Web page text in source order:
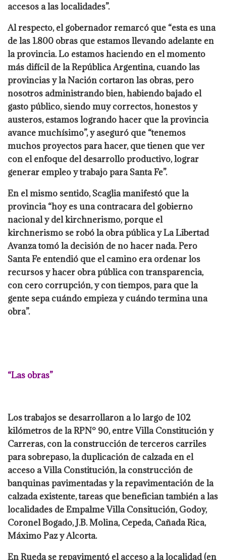
accesos a las localidades”.
Al respecto, el gobernador remarcó que “esta es una
de las 1.800 obras que estamos llevando adelante en
la provincia. Lo estamos haciendo en el momento
más difícil de la República Argentina, cuando las
provincias y la Nación cortaron las obras, pero
nosotros administrando bien, habiendo bajado el
gasto público, siendo muy correctos, honestos y
austeros, estamos logrando hacer que la provincia
avance muchísimo”, y aseguró que “tenemos
muchos proyectos para hacer, que tienen que ver
con el enfoque del desarrollo productivo, lograr
generar empleo y trabajo para Santa Fe”.
En el mismo sentido, Scaglia manifestó que la
provincia “hoy es una contracara del gobierno
nacional y del kirchnerismo, porque el
kirchnerismo se robó la obra pública y La Libertad
Avanza tomó la decisión de no hacer nada. Pero
Santa Fe entendió que el camino era ordenar los
recursos y hacer obra pública con transparencia,
con cero corrupción, y con tiempos, para que la
gente sepa cuándo empieza y cuándo termina una
obra”.
“Las obras”
Los trabajos se desarrollaron a lo largo de 102
kilómetros de la RPN° 90, entre Villa Constitución y
Carreras, con la construcción de terceros carriles
para sobrepaso, la duplicación de calzada en el
acceso a Villa Constitución, la construcción de
banquinas pavimentadas y la repavimentación de la
calzada existente, tareas que benefician también a las
localidades de Empalme Villa Consitución, Godoy,
Coronel Bogado, J.B. Molina, Cepeda, Cañada Rica,
Máximo Paz y Alcorta.
En Rueda se repavimentó el acceso a la localidad (en